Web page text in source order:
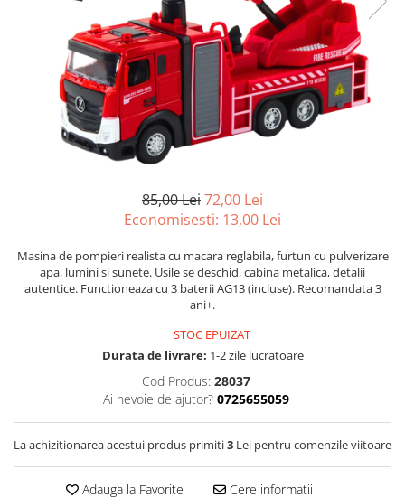
Jucarii de baie
Seturi de frumusete
Caluti balansoar
Interactive, educative si muzicale
Figurine
Ateliere si unelte
De plus
Jocuri de indemanare
Motociclete
Muzica si instrumente
Ingrijire cosmetica mamici
Perioada Alaptarii
Perioada Sarcinii
Pompe de san
Sisteme De Purtare
85,00 Lei72,00 Lei
Economisesti: 13,00 Lei
Masina de pompieri realista cu macara reglabila, furtun cu pulverizare
apa, lumini si sunete. Usile se deschid, cabina metalica, detalii
autentice. Functioneaza cu 3 baterii AG13 (incluse). Recomandata 3
ani+.
STOC EPUIZAT
Durata de livrare: 1-2 zile lucratoare
Cod Produs: 28037
Ai nevoie de ajutor? 0725655059
La achizitionarea acestui produs primiti3 Lei pentru comenzile viitoare
Adauga la Favorite Cere informatii